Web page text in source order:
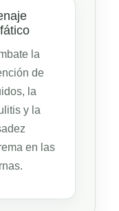
la
de
la
y la
en las